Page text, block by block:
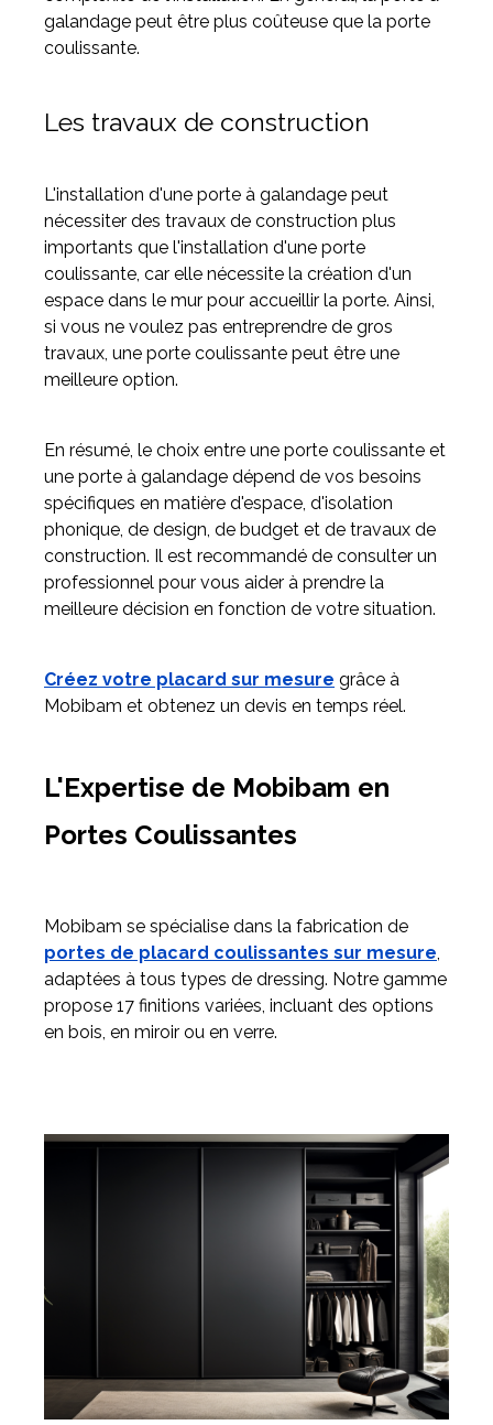
galandage peut être plus coûteuse que la porte
coulissante.
Les travaux de construction
L'installation d'une porte à galandage peut
nécessiter des travaux de construction plus
importants que l'installation d'une porte
coulissante, car elle nécessite la création d'un
espace dans le mur pour accueillir la porte. Ainsi,
si vous ne voulez pas entreprendre de gros
travaux, une porte coulissante peut être une
meilleure option.
En résumé, le choix entre une porte coulissante et
une porte à galandage dépend de vos besoins
spécifiques en matière d'espace, d'isolation
phonique, de design, de budget et de travaux de
construction. Il est recommandé de consulter un
professionnel pour vous aider à prendre la
meilleure décision en fonction de votre situation.
Créez votre placard sur mesure grâce à
Mobibam et obtenez un devis en temps réel.
L'Expertise de Mobibam en
Portes Coulissantes
Mobibam se spécialise dans la fabrication de
portes de placard coulissantes sur mesure
adaptées à tous types de dressing. Notre gamme
propose 17 finitions variées, incluant des options
en bois, en miroir ou en verre.